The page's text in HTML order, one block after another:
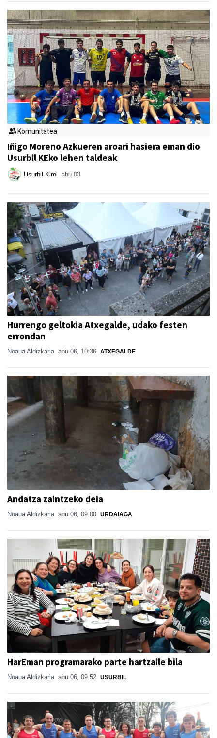
Komunitatea
Iñigo Moreno Azkueren aroari hasiera eman dio
Usurbil KEko lehen taldeak
Usurbil Kirol abu 03
Hurrengo geltokia Atxegalde, udako festen
errondan
Noaua Aldizkaria abu 06, 10:36 ATXEGALDE
Andatza zaintzeko deia
Noaua Aldizkaria abu 06, 09:00 URDAIAGA
HarEman programarako parte hartzaile bila
Noaua Aldizkaria abu 06, 09:52 USURBIL